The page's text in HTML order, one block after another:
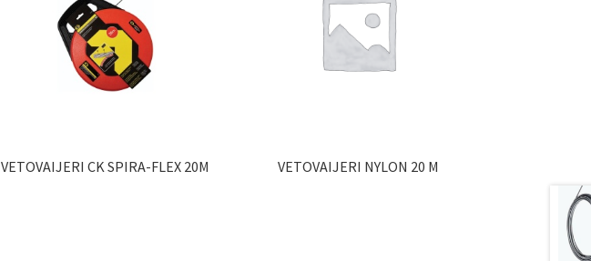
VETOVAIJERI CK SPIRA-FLEX 20M VETOVAIJERI NYLON 20 M